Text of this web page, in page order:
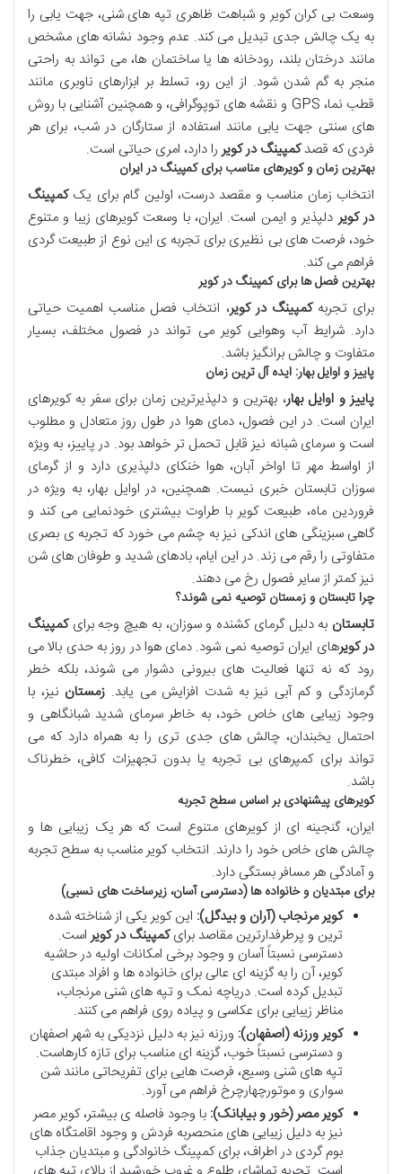
وسعت بی کران کویر و شباهت ظاهری تپه های شنی، جهت یابی را
به یک چالش جدی تبدیل می کند. عدم وجود نشانه های مشخص
مانند درختان بلند، رودخانه ها یا ساختمان ها، می تواند به راحتی
منجر به گم شدن شود. از این رو، تسلط بر ابزارهای ناوبری مانند
قطب نما، GPS و نقشه های توپوگرافی، و همچنین آشنایی با روش
های سنتی جهت یابی مانند استفاده از ستارگان در شب، برای هر
فردی که قصدکمپینگ در کویر را دارد، امری حیاتی است.
بهترین زمان و کویرهای مناسب برای کمپینگ در ایران
انتخاب زمان مناسب و مقصد درست، اولین گام برای یککمپینگ
در کویر دلپذیر و ایمن است. ایران، با وسعت کویرهای زیبا و متنوع
خود، فرصت های بی نظیری برای تجربه ی این نوع از طبیعت گردی
فراهم می کند.
بهترین فصل ها برای کمپینگ در کویر
برای تجربهکمپینگ در کویر، انتخاب فصل مناسب اهمیت حیاتی
دارد. شرایط آب وهوایی کویر می تواند در فصول مختلف، بسیار
متفاوت و چالش برانگیز باشد.
پاییز و اوایل بهار: ایده آل ترین زمان
پاییز و اوایل بهار، بهترین و دلپذیرترین زمان برای سفر به کویرهای
ایران است. در این فصول، دمای هوا در طول روز متعادل و مطلوب
است و سرمای شبانه نیز قابل تحمل تر خواهد بود. در پاییز، به ویژه
از اواسط مهر تا اواخر آبان، هوا خنکای دلپذیری دارد و از گرمای
سوزان تابستان خبری نیست. همچنین، در اوایل بهار، به ویژه در
فروردین ماه، طبیعت کویر با طراوت بیشتری خودنمایی می کند و
گاهی سبزینگی های اندکی نیز به چشم می خورد که تجربه ی بصری
متفاوتی را رقم می زند. در این ایام، بادهای شدید و طوفان های شن
نیز کمتر از سایر فصول رخ می دهند.
چرا تابستان و زمستان توصیه نمی شوند؟
تابستان به دلیل گرمای کشنده و سوزان، به هیچ وجه برایکمپینگ
در کویرهای ایران توصیه نمی شود. دمای هوا در روز به حدی بالا می
رود که نه تنها فعالیت های بیرونی دشوار می شوند، بلکه خطر
گرمازدگی و کم آبی نیز به شدت افزایش می یابد. زمستان نیز، با
وجود زیبایی های خاص خود، به خاطر سرمای شدید شبانگاهی و
احتمال یخبندان، چالش های جدی تری را به همراه دارد که می
تواند برای کمپرهای بی تجربه یا بدون تجهیزات کافی، خطرناک
باشد.
کویرهای پیشنهادی بر اساس سطح تجربه
ایران، گنجینه ای از کویرهای متنوع است که هر یک زیبایی ها و
چالش های خاص خود را دارند. انتخاب کویر مناسب به سطح تجربه
و آمادگی هر مسافر بستگی دارد.
برای مبتدیان و خانواده ها (دسترسی آسان، زیرساخت های نسبی)
کویر مرنجاب (آران و بیدگل): این کویر یکی از شناخته شده
ترین و پرطرفدارترین مقاصد برایکمپینگ در کویر است.
دسترسی نسبتاً آسان و وجود برخی امکانات اولیه در حاشیه
کویر، آن را به گزینه ای عالی برای خانواده ها و افراد مبتدی
تبدیل کرده است. دریاچه نمک و تپه های شنی مرنجاب،
مناظر زیبایی برای عکاسی و پیاده روی فراهم می کنند.
کویر ورزنه (اصفهان): ورزنه نیز به دلیل نزدیکی به شهر اصفهان
و دسترسی نسبتاً خوب، گزینه ای مناسب برای تازه کارهاست.
تپه های شنی وسیع، فرصت هایی برای تفریحاتی مانند شن
سواری و موتورچهارچرخ فراهم می آورد.
کویر مصر (خور و بیابانک): با وجود فاصله ی بیشتر، کویر مصر
نیز به دلیل زیبایی های منحصربه فردش و وجود اقامتگاه های
بوم گردی در اطراف، برای کمپینگ خانوادگی و مبتدیان جذاب